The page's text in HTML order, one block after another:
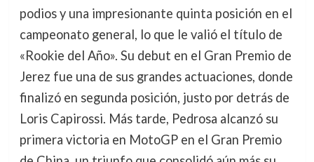
podios y una impresionante quinta posición en el
campeonato general, lo que le valió el título de
«Rookie del Año». Su debut en el Gran Premio de
Jerez fue una de sus grandes actuaciones, donde
finalizó en segunda posición, justo por detrás de
Loris Capirossi. Más tarde, Pedrosa alcanzó su
primera victoria en MotoGP en el Gran Premio